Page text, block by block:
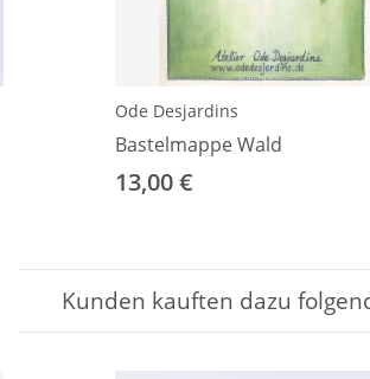
Ode Desjardins
Bastelmappe Wald
13,00 €
Kunden kauften dazu